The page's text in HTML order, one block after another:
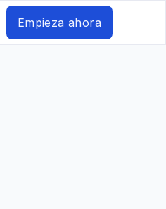
Empieza ahora